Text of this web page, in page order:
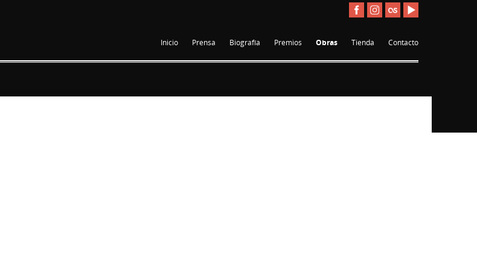
Inicio Prensa Biografía Premios Obras Tienda Contacto